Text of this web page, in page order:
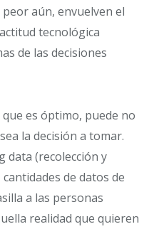
aún, envuelven el
tecnológica
de las decisiones
es óptimo, puede no
la decisión a tomar.
data (recolección y
de datos de
a las personas
realidad que quieren